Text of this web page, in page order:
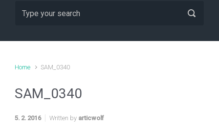
Home SAM_0340
SAM_0340
5. 2. 2016 Written by articwolf